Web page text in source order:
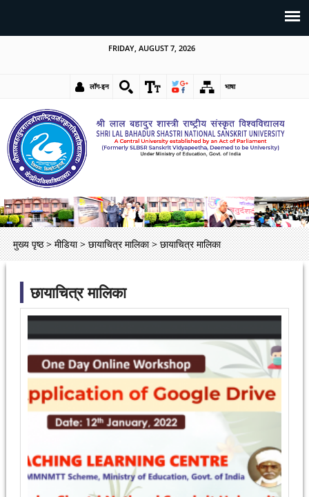
FRIDAY, AUGUST 7, 2026
लॉग-इन भाषा
मुख्य पृष्ठ > मीडिया > छायाचित्र मालिका > छायाचित्र मालिका
छायाचित्र मालिका
Pages